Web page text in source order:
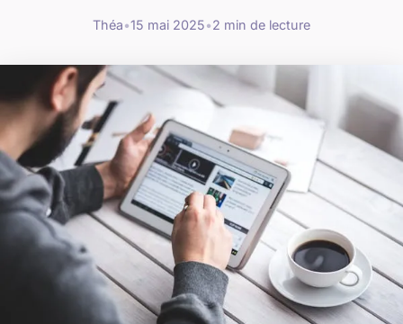
Théa•15 mai 2025•2 min de lecture